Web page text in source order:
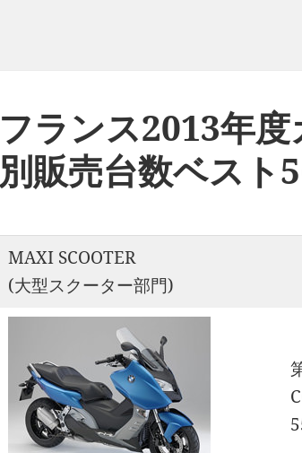
フランス2013年
別販売台数ベスト
MAXI SCOOTER
(大型スクーター部門)